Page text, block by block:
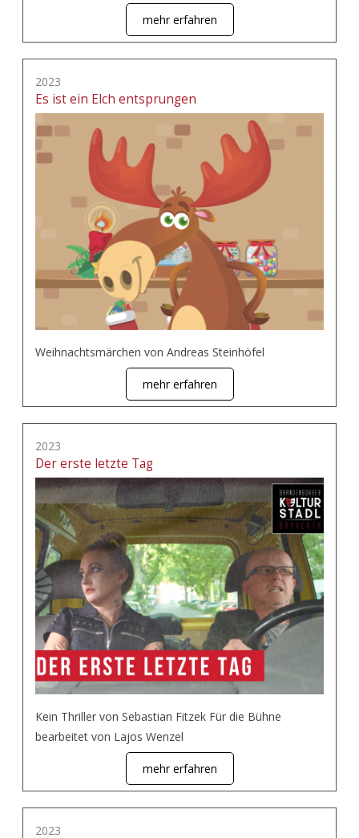
mehr erfahren
2023
Es ist ein Elch entsprungen
Weihnachtsmärchen von Andreas Steinhöfel
mehr erfahren
2023
Der erste letzte Tag
Kein Thriller von Sebastian Fitzek Für die Bühne
bearbeitet von Lajos Wenzel
mehr erfahren
2023